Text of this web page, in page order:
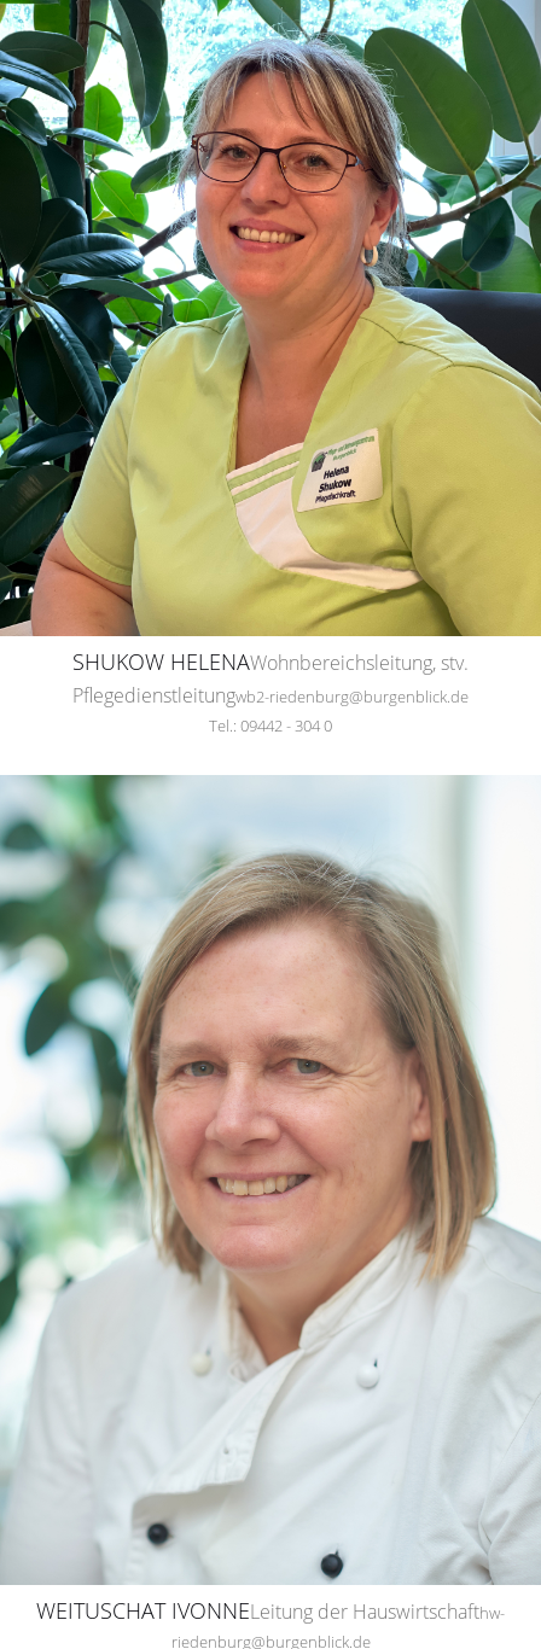
SHUKOW HELENAWohnbereichsleitung, stv.
Pflegedienstleitungwb2-riedenburg@burgenblick.de
Tel.: 09442 - 304 0
WEITUSCHAT IVONNELeitung der Hauswirtschafthw-
riedenburg@burgenblick.de